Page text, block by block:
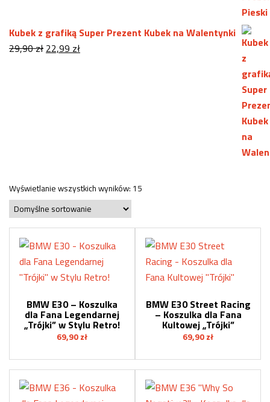
Kubek z grafiką Super Prezent Kubek na Walentynki
29,90zł Pierwotna
22,99 złAktualna
Wyświetlanie wszystkich wyników: 15
BMW E30 – Koszulka
dla Fana Legendarnej
„Trójki” w Stylu Retro!
69,90 zł
BMW E30 Street Racing
– Koszulka dla Fana
Kultowej „Trójki”
69,90 zł